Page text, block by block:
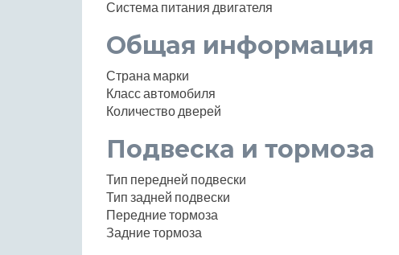
Система питания двигателя
Общая информация
Страна марки
Класс автомобиля
Количество дверей
Подвеска и тормоза
Тип передней подвески
Тип задней подвески
Передние тормоза
Задние тормоза